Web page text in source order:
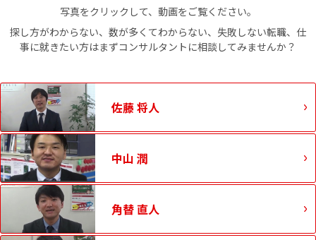
写真をクリックして、動画をご覧ください。
探し方がわからない、数が多くてわからない、失敗しない転職、仕
事に就きたい方はまずコンサルタントに相談してみませんか？
佐藤 将人
中山 潤
角替 直人